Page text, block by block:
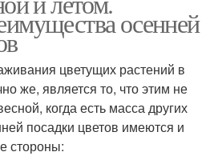
осенней
цветущих растений в
же, является то, что этим не
когда есть масса других
посадки цветов имеются и
стороны: